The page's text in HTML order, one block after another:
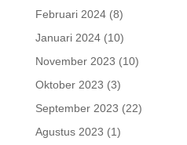
Februari 2024(8)
Januari 2024(10)
November 2023 (10)
Oktober 2023 (3)
September 2023 (22)
Agustus 2023 (1)